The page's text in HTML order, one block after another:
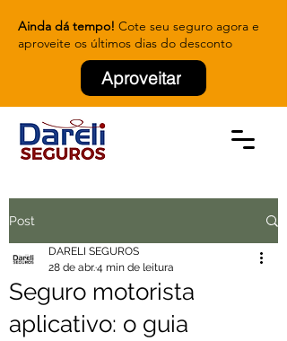
Ainda dá tempo! Cote seu seguro agora e
aproveite os últimos dias do desconto
Aproveitar
Post
Seguro motorista
aplicativo: o guia
DARELI SEGUROS
28 de abr.4 min de leitura